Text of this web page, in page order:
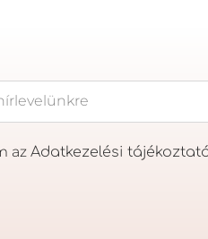
azAdatkezelési